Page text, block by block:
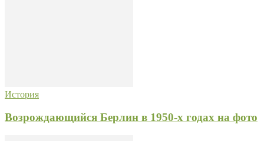
История
Возрождающийся Берлин в 1950-х годах на фото